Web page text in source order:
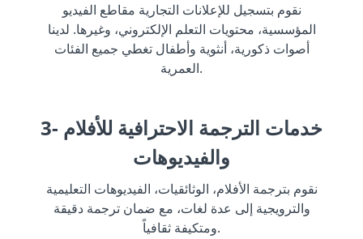
نقوم بتسجيل للإعلانات التجارية مقاطع الفيديو
المؤسسية، محتويات التعلم الإلكتروني، وغيرها. لدينا
أصوات ذكورية، أنثوية وأطفال تغطي جميع الفئات
العمرية.
3- خدمات الترجمة الاحترافية للأفلام
والفيديوهات
نقوم بترجمة الأفلام، الوثائقيات، الفيديوهات التعليمية
والترويجية إلى عدة لغات، مع ضمان ترجمة دقيقة
ومتكيفة ثقافياً.